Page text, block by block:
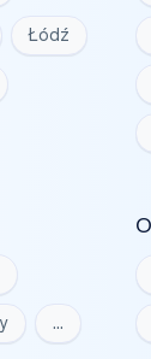
Łódź
…